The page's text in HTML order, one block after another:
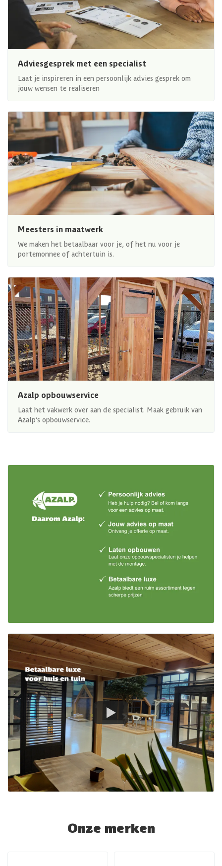
Adviesgesprek met een specialist
Laat je inspireren in een persoonlijk advies gesprek om
jouw wensen te realiseren
Meesters in maatwerk
We maken het betaalbaar voor je, of het nu voor je
portemonnee of achtertuin is.
Azalp opbouwservice
Laat het vakwerk over aan de specialist. Maak gebruik van
Azalp’s opbouwservice.
Onze merken